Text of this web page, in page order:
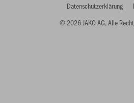
© 2026 JAKO AG, Alle
Datenschutzerklärung